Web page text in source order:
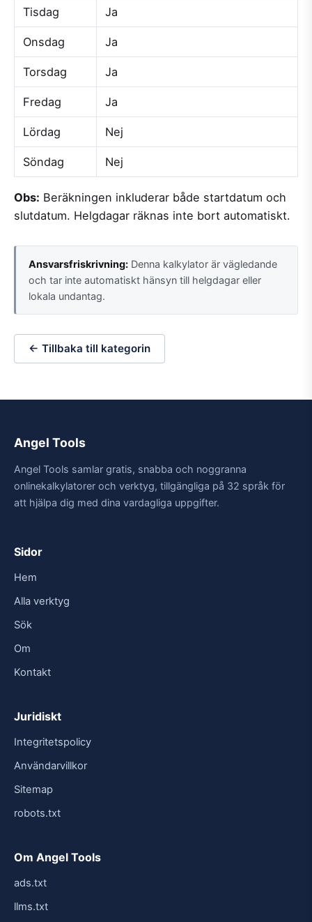
Tisdag Ja
Onsdag Ja
Torsdag Ja
Fredag Ja
Lördag Nej
Söndag Nej
Obs: Beräkningen inkluderar både startdatum och
slutdatum. Helgdagar räknas inte bort automatiskt.
Ansvarsfriskrivning: Denna kalkylator är vägledande
och tar inte automatiskt hänsyn till helgdagar eller
lokala undantag.
← Tillbaka till kategorin
Angel Tools
Angel Tools samlar gratis, snabba och noggranna
onlinekalkylatorer och verktyg, tillgängliga på 32 språk för
att hjälpa dig med dina vardagliga uppgifter.
Sidor
Hem
Alla verktyg
Sök
Om
Kontakt
Juridiskt
Integritetspolicy
Användarvillkor
Sitemap
robots.txt
Om Angel Tools
ads.txt
llms.txt